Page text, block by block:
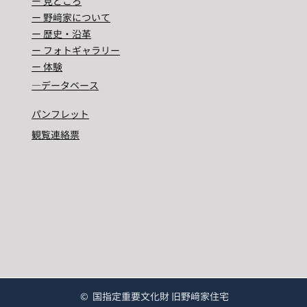
ー 野﨑家について
ー 歴史・沿革
ー フォトギャラリー
ー 体験
―​データベース
パンフレット
観覧連絡票
© 国指定重要文化財 旧野﨑家住宅